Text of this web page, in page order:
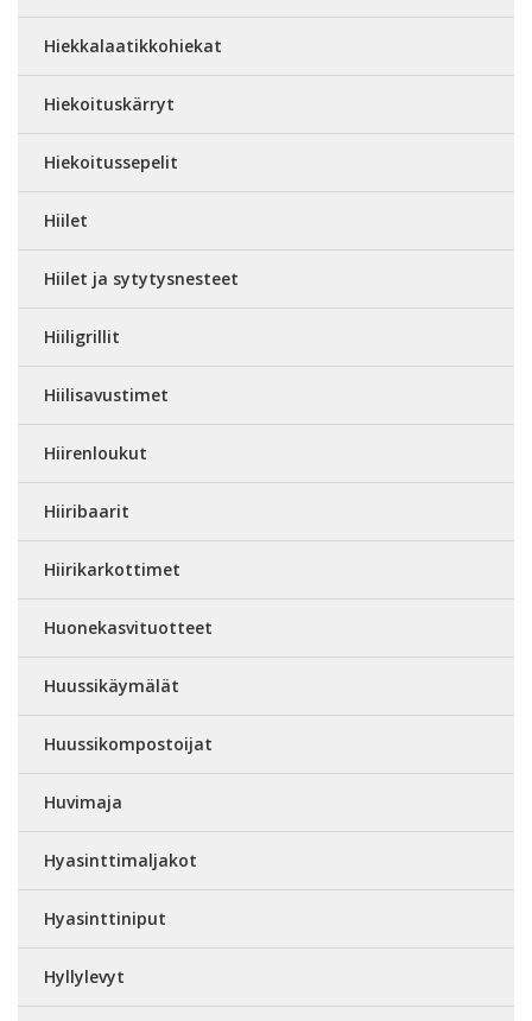
Hiekkalaatikkohiekat
Hiekoituskärryt
Hiekoitussepelit
Hiilet
Hiilet ja sytytysnesteet
Hiiligrillit
Hiilisavustimet
Hiirenloukut
Hiiribaarit
Hiirikarkottimet
Huonekasvituotteet
Huussikäymälät
Huussikompostoijat
Huvimaja
Hyasinttimaljakot
Hyasinttiniput
Hyllylevyt